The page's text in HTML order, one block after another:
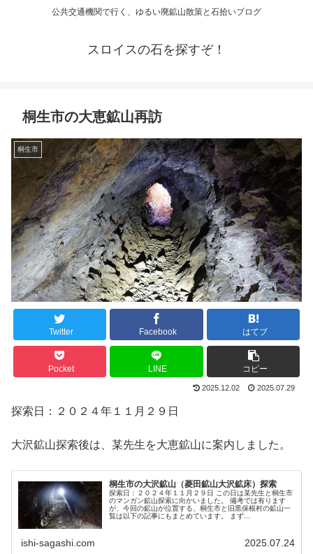
公共交通機関で行く、ゆるい廃鉱山散策と石拾いブログ
スロイスの石を探すぞ！
桐生市の大恵鉱山再訪
桐生市
Twitter Facebook はてブ
Pocket LINE コピー
2025.12.02 2025.07.29
探索日：２０２４年１１月２９日
大沢鉱山探索後は、某先生を大恵鉱山に案内しました。
桐生市の大沢鉱山（菱田鉱山大沢鉱床）探索
探索日：２０２４年１１月２９日 この日は某先生と桐生市
のマンガン鉱山探索に向かいました。 備考では有ります
が、今回の鉱山が位置する、桐生市と旧黒保根村の鉱山一
覧は以下の記事にもまとめています。 まず...
ishi-sagashi.com 2025.07.24